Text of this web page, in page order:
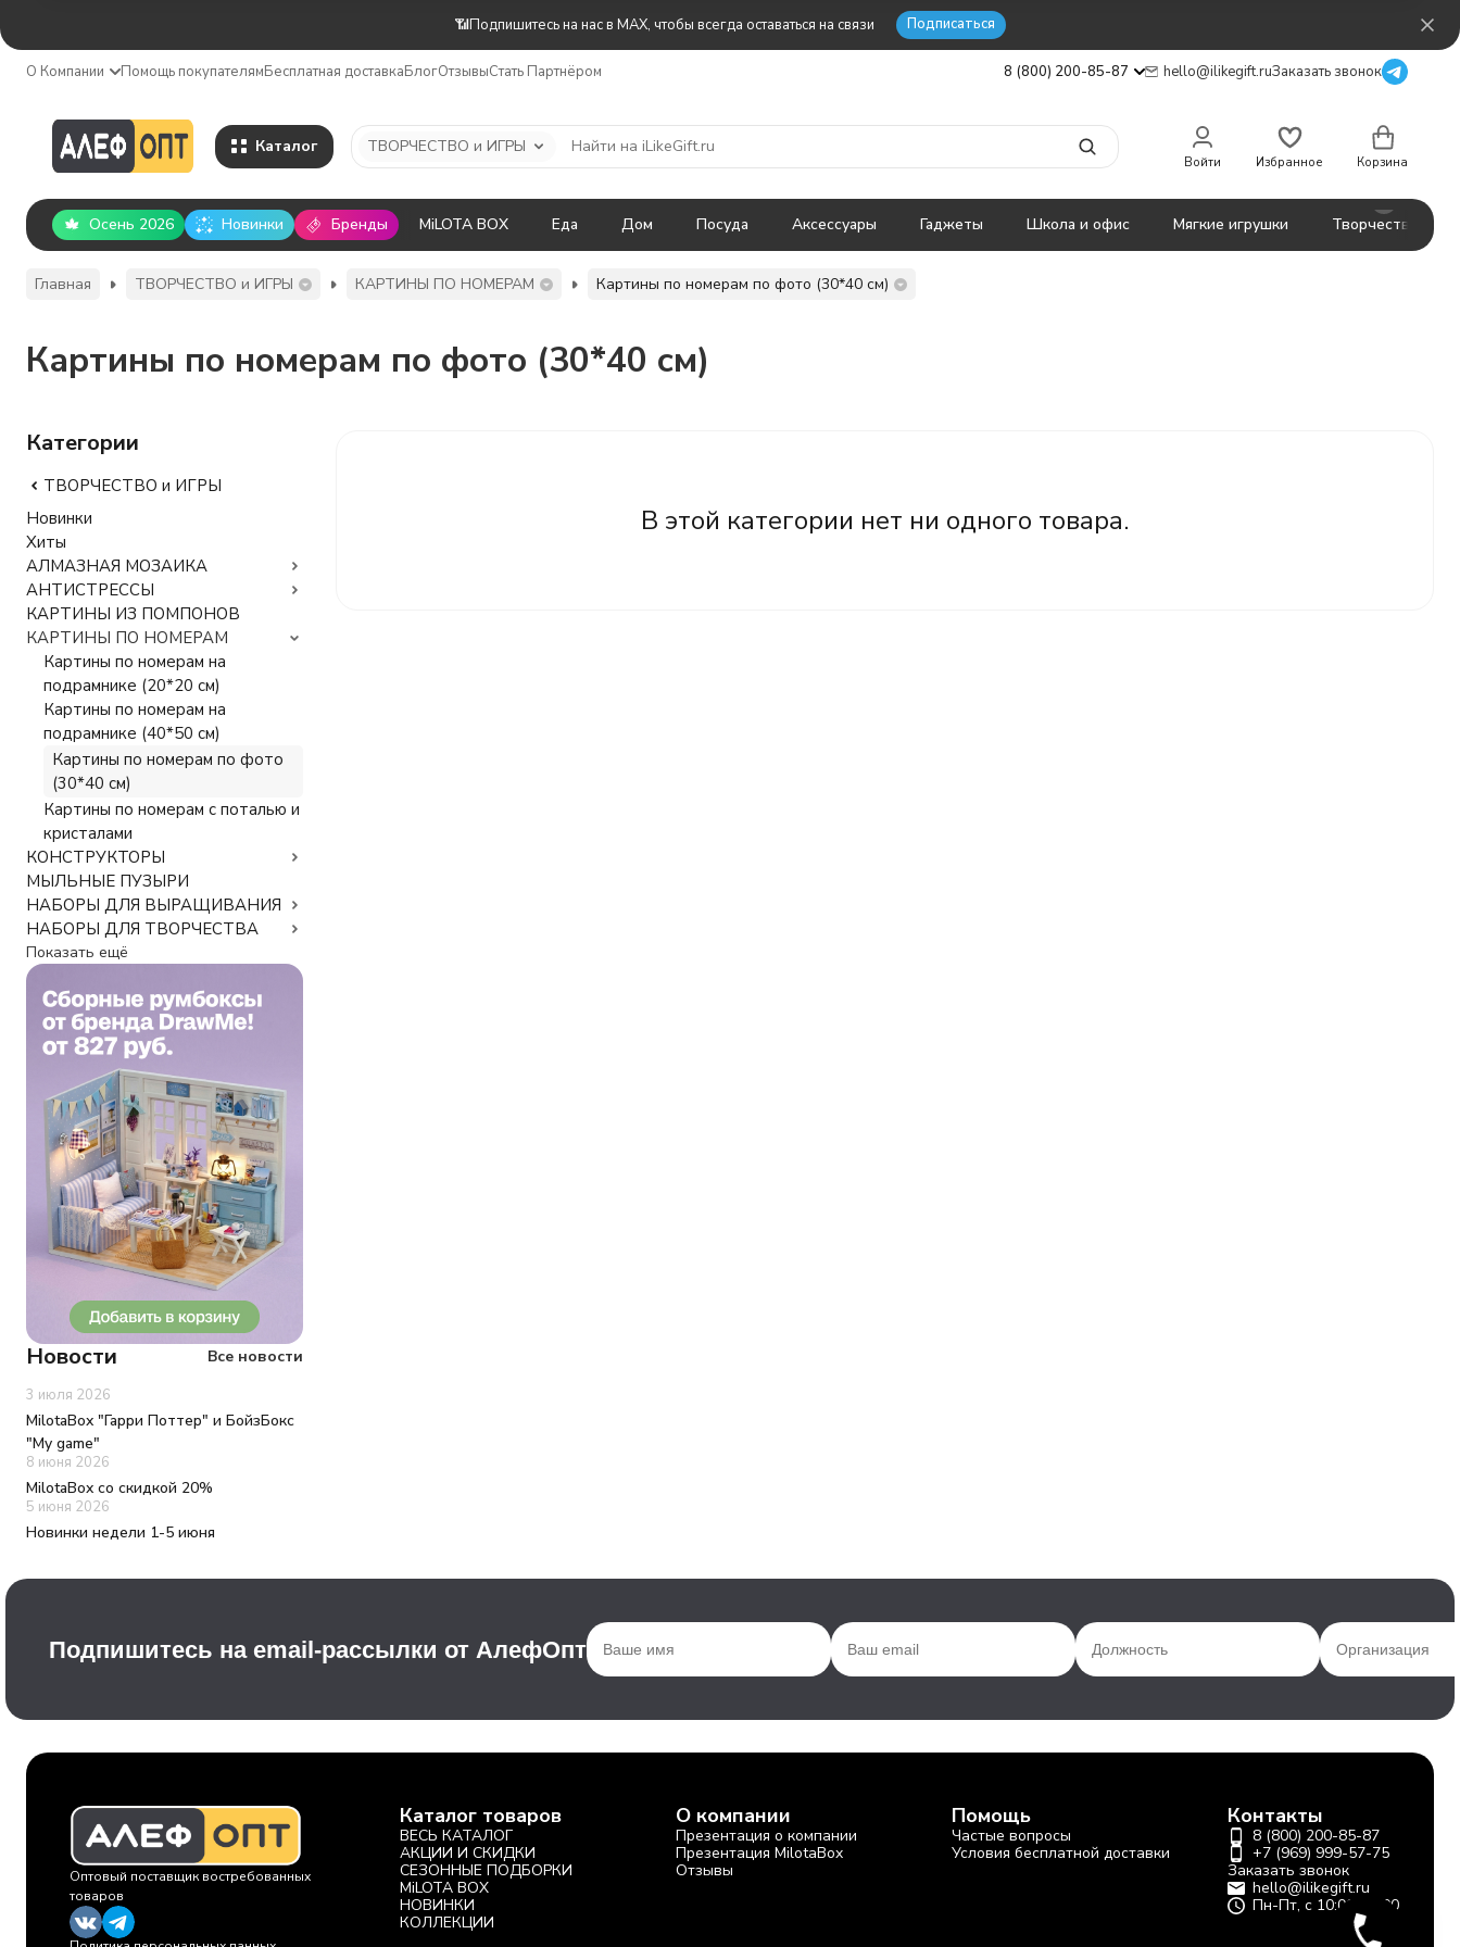
📶Подпишитесь на нас в MAX, чтобы всегда оставаться на связи Подписаться
О Компании Помощь покупателямБесплатная доставкаБлогОтзывыСтать Партнёром 8 (800) 200-85-87 hello@ilikegift.ruЗаказать звонок
Каталог ТВОРЧЕСТВО и ИГРЫ
Войти Избранное Корзина
Осень 2026 Новинки Бренды MiLOTA BOX Еда Дом Посуда Аксессуары Гаджеты Школа и офис Мягкие игрушки Творчество
Главная ТВОРЧЕСТВО и ИГРЫ КАРТИНЫ ПО НОМЕРАМ Картины по номерам по фото (30*40 см)
Картины по номерам по фото (30*40 см)
В этой категории нет ни одного товара.
Категории
ТВОРЧЕСТВО и ИГРЫ
Новинки
Хиты
АЛМАЗНАЯ МОЗАИКА
АНТИСТРЕССЫ
КАРТИНЫ ИЗ ПОМПОНОВ
КАРТИНЫ ПО НОМЕРАМ
Картины по номерам на
подрамнике (20*20 см)
Картины по номерам на
подрамнике (40*50 см)
Картины по номерам по фото
(30*40 см)
Картины по номерам с поталью и
кристалами
КОНСТРУКТОРЫ
МЫЛЬНЫЕ ПУЗЫРИ
НАБОРЫ ДЛЯ ВЫРАЩИВАНИЯ
НАБОРЫ ДЛЯ ТВОРЧЕСТВА
Показать ещё
Новости Все новости
3 июля 2026
MilotaBox "Гарри Поттер" и БойзБокс
"My game"
8 июня 2026
MilotaBox со скидкой 20%
5 июня 2026
Новинки недели 1-5 июня
Подпишитесь на email-рассылки от АлефОпт
Оптовый поставщик востребованных
товаров
Каталог товаров
ВЕСЬ КАТАЛОГ
АКЦИИ И СКИДКИ
СЕЗОННЫЕ ПОДБОРКИ
MiLOTA BOX
НОВИНКИ
КОЛЛЕКЦИИ
О компании
Презентация о компании
Презентация MilotaBox
Отзывы
Помощь
Частые вопросы
Условия бесплатной доставки
Контакты
8 (800) 200-85-87
+7 (969) 999-57-75
Заказать звонок
hello@ilikegift.ru
Пн-Пт, с 10:00-19:00